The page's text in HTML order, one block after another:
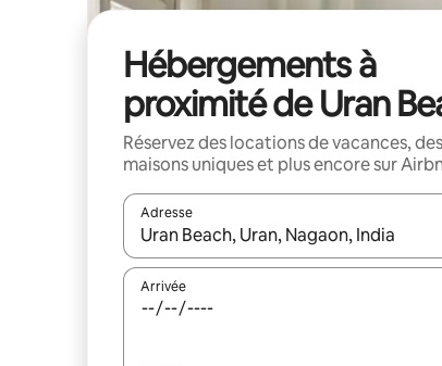
Hébergements à
proximité de Uran
Réservez des locations de vacances, des
maisons uniques et plus encore sur
Adresse
Lorsque les résultats s'affichent, utilisez
Arrivée